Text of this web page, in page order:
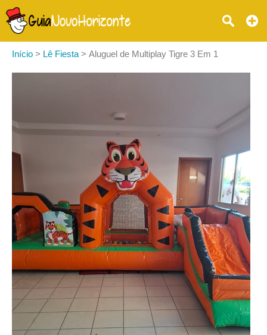
Início > Lê Fiesta > Aluguel de Multiplay Tigre 3 Em 1